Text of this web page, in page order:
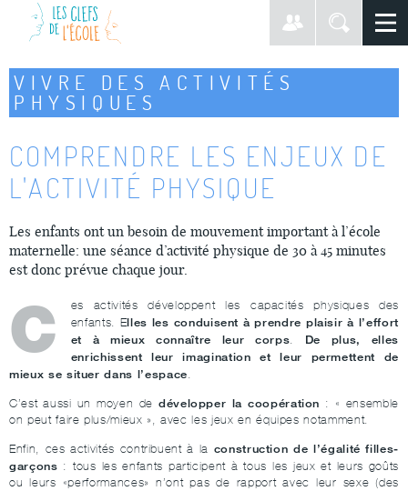
VIVRE DES ACTIVITÉS
PHYSIQUES
COMPRENDRE LES ENJEUX DE
L'ACTIVITÉ PHYSIQUE
Les enfants ont un besoin de mouvement important à l’école
maternelle: une séance d’activité physique de 30 à 45 minutes
est donc prévue chaque jour.
C
es activités développent les capacités physiques des
enfants. Elles les conduisent à prendre plaisir à l’effort
et à mieux connaître leur corps. De plus, elles
enrichissent leur imagination et leur permettent de
mieux se situer dans l’espace.
C’est aussi un moyen de développer la coopération : « ensemble
on peut faire plus/mieux », avec les jeux en équipes notamment.
Enfin, ces activités contribuent à la construction de l’égalité filles-
garçons : tous les enfants participent à tous les jeux et leurs goûts
ou leurs «performances» n’ont pas de rapport avec leur sexe (des